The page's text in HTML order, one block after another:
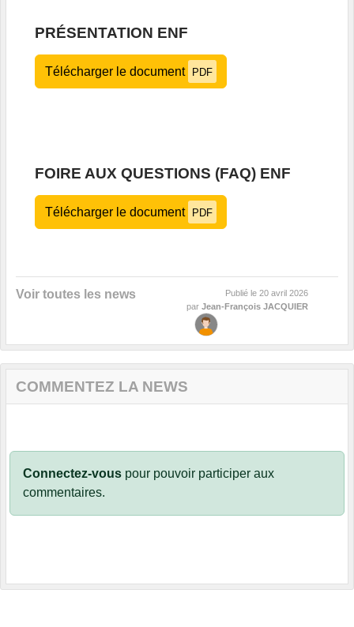
PRÉSENTATION ENF
Télécharger le document PDF
FOIRE AUX QUESTIONS (FAQ) ENF
Télécharger le document PDF
Voir toutes les news Publié le 20 avril 2026
par Jean-François JACQUIER
COMMENTEZ LA NEWS
Connectez-vous pour pouvoir participer aux
commentaires.